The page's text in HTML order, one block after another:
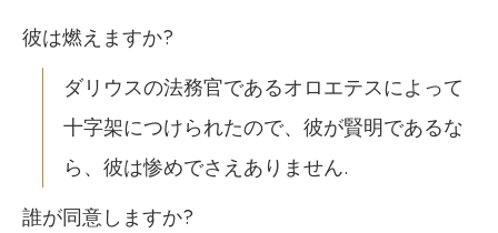
彼は燃えますか?
ダリウスの法務官であるオロエテスによって
十字架につけられたので、彼が賢明であるな
ら、彼は惨めでさえありません.
誰が同意しますか?